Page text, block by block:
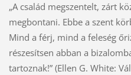
„A család megszentelt, zárt
megbontani. Ebbe a szent
Mind a férj, mind a feleség
részesítsen abban a
tartoznak!” (Ellen G. White: